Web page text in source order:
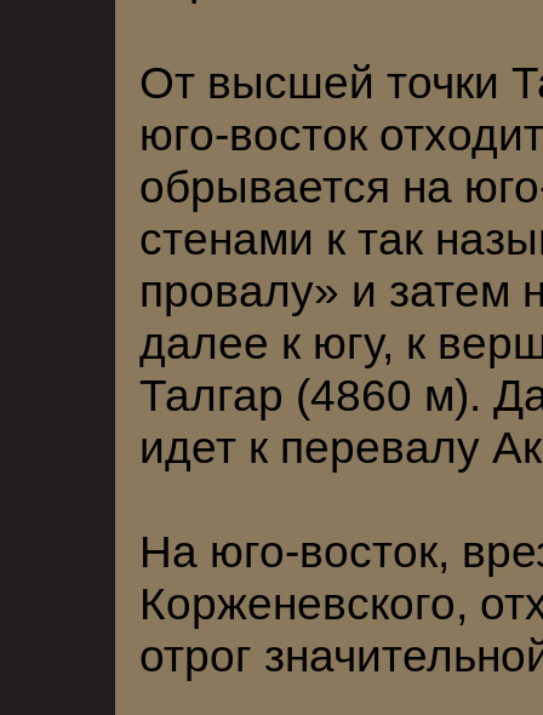
От высшей точки
юго-восток
обрывается на
стенами к так
провалу» и затем
далее к югу, к
Талгар (4860 м).
идет к перевалу
На юго-восток,
Корженевского,
отрог